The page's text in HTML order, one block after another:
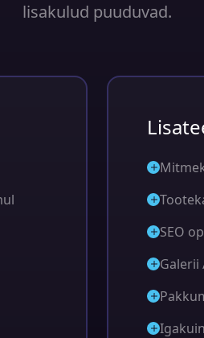
lisakulud puuduvad.
SEO